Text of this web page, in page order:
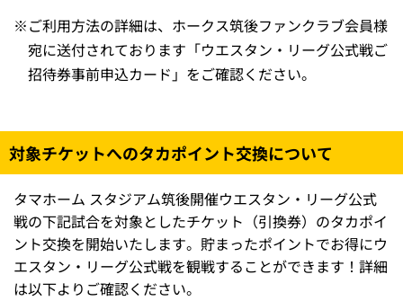
※ご利用方法の詳細は、ホークス筑後ファンクラブ会員様
宛に送付されております「ウエスタン・リーグ公式戦ご
招待券事前申込カード」をご確認ください。
対象チケットへのタカポイント交換について
タマホーム スタジアム筑後開催ウエスタン・リーグ公式
戦の下記試合を対象としたチケット（引換券）のタカポイ
ント交換を開始いたします。貯まったポイントでお得にウ
エスタン・リーグ公式戦を観戦することができます！詳細
は以下よりご確認ください。